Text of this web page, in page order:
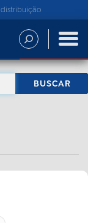
distribuição